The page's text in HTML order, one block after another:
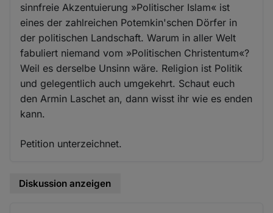
sinnfreie Akzentuierung »Politischer Islam« ist
eines der zahlreichen Potemkin'schen Dörfer in
der politischen Landschaft. Warum in aller Welt
fabuliert niemand vom »Politischen Christentum«?
Weil es derselbe Unsinn wäre. Religion ist Politik
und gelegentlich auch umgekehrt. Schaut euch
den Armin Laschet an, dann wisst ihr wie es enden
kann.
Petition unterzeichnet.
Diskussion anzeigen